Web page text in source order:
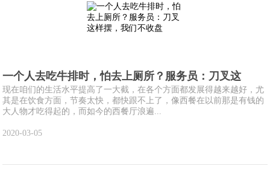
一个人去吃牛排时，怕去上厕所？服务员：刀叉这
现在咱们的生活水平提高了一大截，在各个方面都发展得越来越好，尤
其是在饮食方面，节奏太快，都快跟不上了，像西餐在以前那是有钱的
大人物才吃得起的，而如今的西餐厅浪遍...
2020-03-05